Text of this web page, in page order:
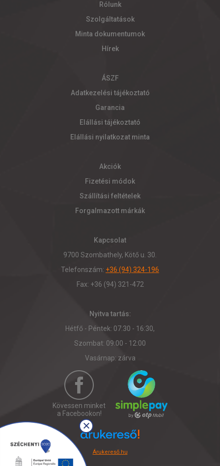
Rólunk
Szolgáltatások
Minta dokumentumok
Hírek
ÁSZF
Adatkezelési tájékoztató
Garancia
Elállási tájékoztató
Elállási nyilatkozat minta
Akciók
Fizetési módok
Szállítási feltételek
Forgalmazott márkák
Kapcsolat
9700 Szombathely, Kötő u. 30.
Telefonszám: +36 (94) 324-196
Fax: +36 (94) 321-472
Nyitva tartás:
Hétfő - Péntek: 07:30 - 16:30,
Szombat: 09:00 - 12:00
Vasárnap: zárva
Kövessen minket
a Facebookon!
Árukereső.hu